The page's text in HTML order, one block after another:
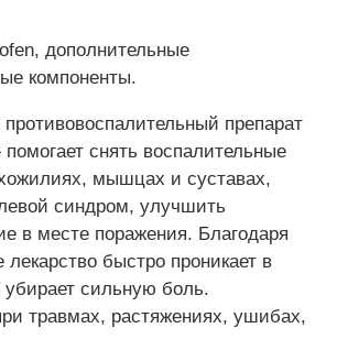
дополнительные
компоненты.
препарат
снять воспалительные
мышцах и суставах,
синдром, улучшить
в месте поражения. Благодаря
лекарство быстро проникает в
убирает сильную боль.
травмах, растяжениях, ушибах,